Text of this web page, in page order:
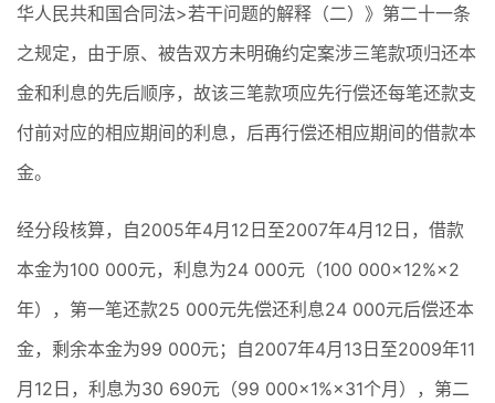
华人民共和国合同法>若干问题的解释（二）》第二十一条
之规定，由于原、被告双方未明确约定案涉三笔款项归还本
金和利息的先后顺序，故该三笔款项应先行偿还每笔还款支
付前对应的相应期间的利息，后再行偿还相应期间的借款本
金。
经分段核算，自2005年4月12日至2007年4月12日，借款
本金为100 000元，利息为24 000元（100 000×12%×2
年），第一笔还款25 000元先偿还利息24 000元后偿还本
金，剩余本金为99 000元；自2007年4月13日至2009年11
月12日，利息为30 690元（99 000×1%×31个月），第二